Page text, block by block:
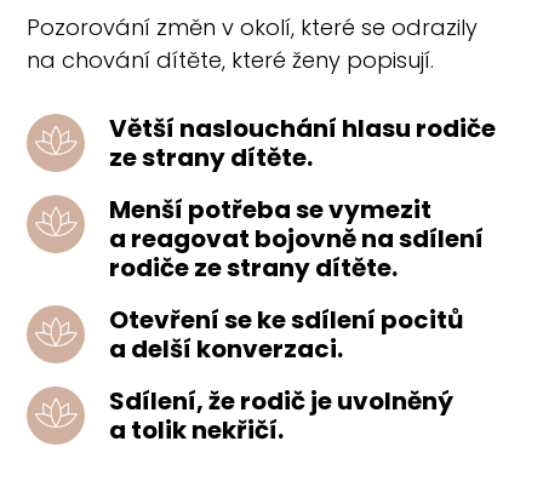
Pozorování změn v okolí, které se odrazily
na chování dítěte, které ženy popisují.
Větší naslouchání hlasu rodiče
ze strany dítěte.
Menší potřeba se vymezit
a reagovat bojovně na sdílení
rodiče ze strany dítěte.
Otevření se ke sdílení pocitů
a delší konverzaci.
Sdílení, že rodič je uvolněný
a tolik nekřičí.